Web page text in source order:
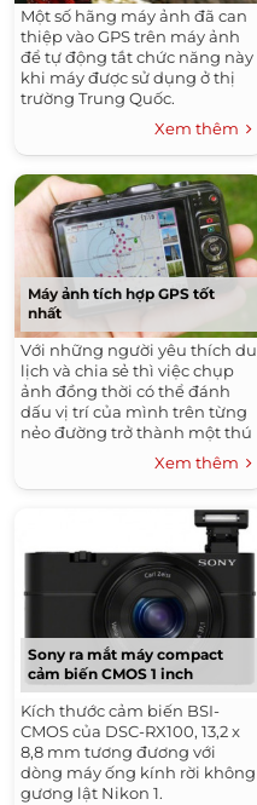
Một số hãng máy ảnh đã can
thiệp vào GPS trên máy ảnh
để tự động tắt chức năng này
khi máy được sử dụng ở thị
trường Trung Quốc.
Xem thêm
Máy ảnh tích hợp GPS tốt
nhất
Với những người yêu thích du
lịch và chia sẻ thì việc chụp
ảnh đồng thời có thể đánh
dấu vị trí của mình trên từng
nẻo đường trở thành một thú
Xem thêm
Sony ra mắt máy compact
cảm biến CMOS 1 inch
Kích thước cảm biến BSI-
CMOS của DSC-RX100, 13,2 x
8,8 mm tương đương với
dòng máy ống kính rời không
gương lật Nikon 1.